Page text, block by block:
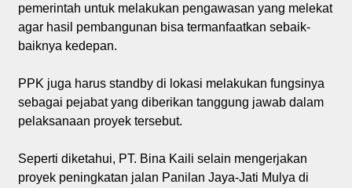
pemerintah untuk melakukan pengawasan yang melekat
agar hasil pembangunan bisa termanfaatkan sebaik-
baiknya kedepan.
PPK juga harus standby di lokasi melakukan fungsinya
sebagai pejabat yang diberikan tanggung jawab dalam
pelaksanaan proyek tersebut.
Seperti diketahui, PT. Bina Kaili selain mengerjakan
proyek peningkatan jalan Panilan Jaya-Jati Mulya di